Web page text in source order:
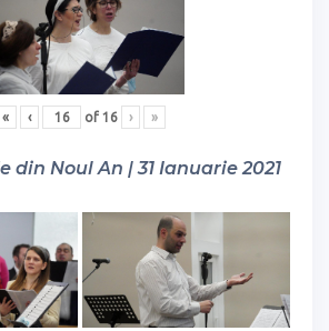
« ‹ of 16 › »
din Noul An | 31 Ianuarie 2021